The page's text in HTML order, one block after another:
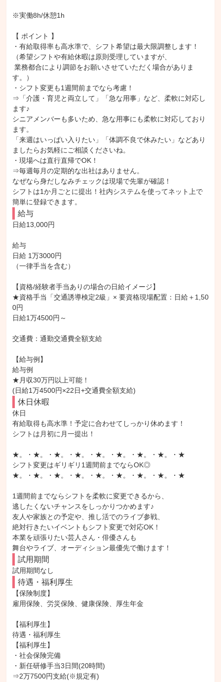
※実働8h/休憩1h
【 ポイント 】
・有給取得率も高水準で、シフト希望は最大限調整します！
（希望シフトや有給休暇は原則受理していますが、
す。）
・シフト変更も1週間前までなら考慮！
⇒「介護・育児と両立して」「急な用事」など、柔軟に対応し
ます♪
シニアメンバーも多いため、急な用事にも柔軟に対応しており
ます。
「来週はいっぱい入りたい」「体調不良で休みたい」などあり
ましたらお気軽にご相談くださいね。
・現場へは直行直帰でOK！
⇒毎週毎月の定期的な出社はありません。
なぜなら身だしなみチェックは現場で先輩が確認！
シフトは1か月ごとに提出！社内システムを使ってネット上で
簡単に登録できます。
給与
日給13,000円
給与
日給 1万3000円
（一律手当を含む）
【資格/経験者手当ありの場合の日給イメージ】
★資格手当「交通誘導検定2級」× 要資格現場配置：日給＋1,50
0円
日給1万4500円～
交通費：通勤交通費全額支給
【給与例】
給与例
★月収30万円以上可能！
(日給1万4500円×22日+交通費全額支給)
休日休暇
休日
有給取得も高水準！予定に合わせてしっかり休めます！
シフトは月初に月一提出！
★。・★。・★。・★。・★。・★。・★。・★。・★
シフト変更はギリギリ1週間前までならOK◎
★。・★。・★。・★。・★。・★。・★。・★。・★
1週間前までならシフトを柔軟に変更できるから、
逃したくないチャンスをしっかりつかめます♪
友人や家族との予定や、推し活でのライブ参戦、
絶対行きたいイベントもシフト変更で対応OK！
本業を頑張りたい芸人さん・俳優さんも
舞台やライブ、オーディション最優先で働けます！
試用期間
試用期間なし
待遇・福利厚生
【保険制度】
雇用保険、労災保険、健康保険、厚生年金
【福利厚生】
待遇・福利厚生
【福利厚生】
・社会保険完備
・新任研修手当3日間(20時間)
⇒2万7500円支給(※規定有)